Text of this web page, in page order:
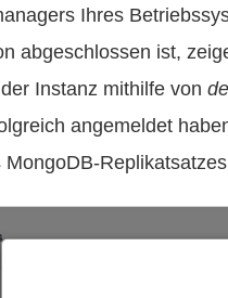
Ihres
abgeschlossen ist,
Instanz mithilfe von
angemeldet